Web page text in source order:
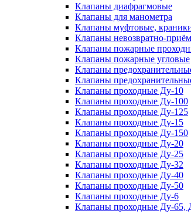
Клапаны диафрагмовые
Клапаны для манометра
Клапаны муфтовые,
Клапаны невозвратно-
Клапаны пожарные
Клапаны пожарные угловые
Клапаны
Клапаны
Клапаны проходные Ду-10
Клапаны проходные Ду-100
Клапаны проходные Ду-125
Клапаны проходные Ду-15
Клапаны проходные Ду-150
Клапаны проходные Ду-20
Клапаны проходные Ду-25
Клапаны проходные Ду-32
Клапаны проходные Ду-40
Клапаны проходные Ду-50
Клапаны проходные Ду-6
Клапаны проходные Ду-65,